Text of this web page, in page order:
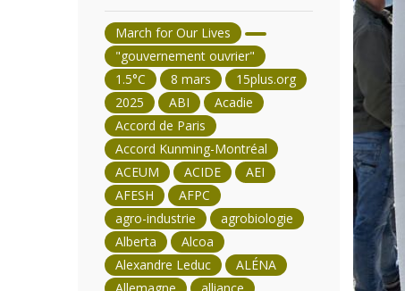
March for Our Lives
"gouvernement ouvrier"
1.5°C
8 mars
15plus.org
2025
ABI
Acadie
Accord de Paris
Accord Kunming-Montréal
ACEUM
ACIDE
AEI
AFESH
AFPC
agro-industrie
agrobiologie
Alberta
Alcoa
Alexandre Leduc
ALÉNA